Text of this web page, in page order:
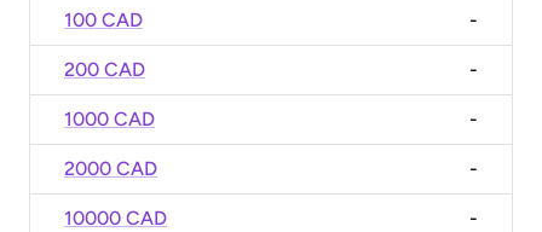
100 CAD -
200 CAD -
1000 CAD -
2000 CAD -
10000 CAD -